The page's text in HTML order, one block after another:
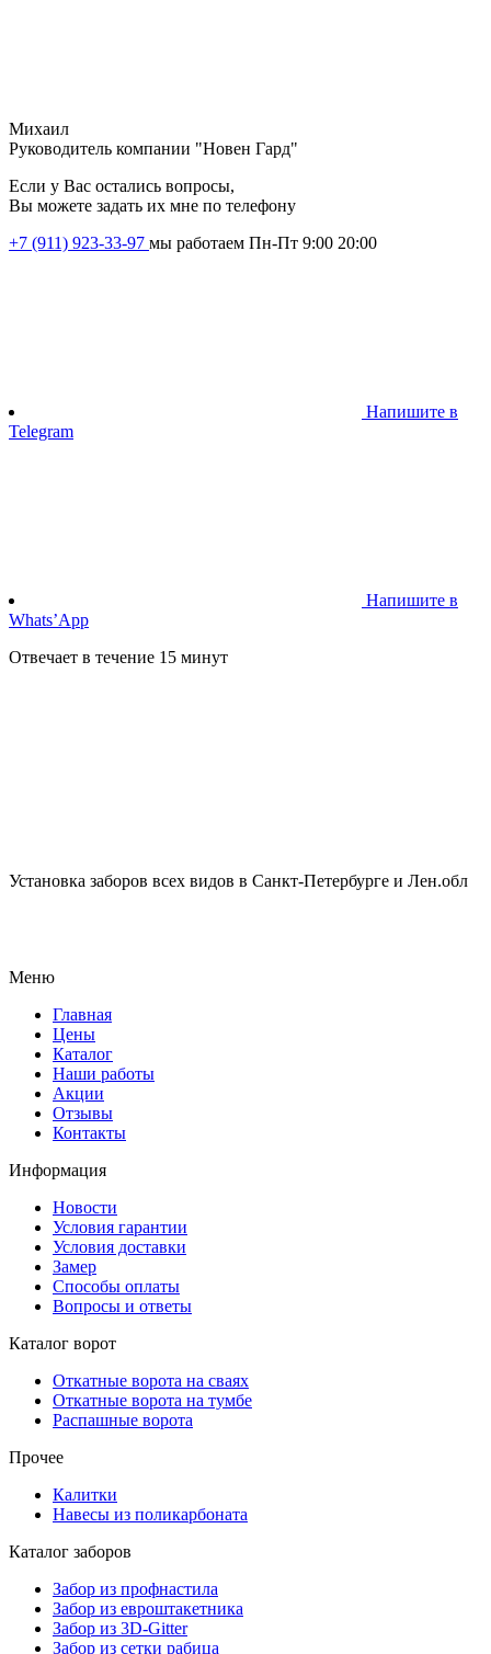
Михаил
Руководитель компании "Новен Гард"
Если у Вас остались вопросы,
Вы можете задать их мне по телефону
+7 (911) 923-33-97 мы работаем Пн-Пт 9:00 20:00
Напишите в
Telegram
Напишите в
Whats’App
Отвечает в течение 15 минут
Установка заборов всех видов в Санкт-Петербурге и Лен.обл
Меню
Главная
Цены
Каталог
Наши работы
Акции
Отзывы
Контакты
Информация
Новости
Условия гарантии
Условия доставки
Замер
Способы оплаты
Вопросы и ответы
Каталог ворот
Откатные ворота на сваях
Откатные ворота на тумбе
Распашные ворота
Прочее
Калитки
Навесы из поликарбоната
Каталог заборов
Забор из профнастила
Забор из евроштакетника
Забор из 3D-Gitter
Забор из сетки рабица